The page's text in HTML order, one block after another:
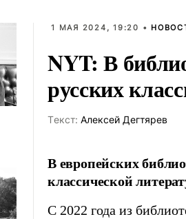
1 МАЯ 2024, 19:20 •
NYT: В
русских
Tекст: Алексей Дегтярев
В европейских
классической
С 2022 года из